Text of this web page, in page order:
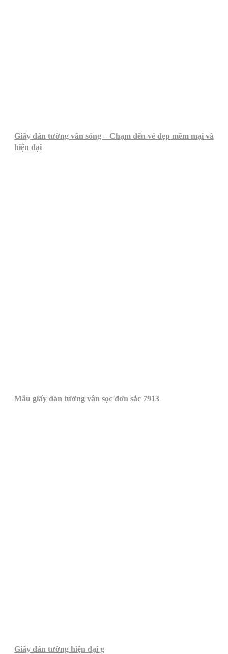
Giấy dán tường vân sóng – Chạm đến vẻ đẹp mềm mại và
hiện đại
Mẫu giấy dán tường vân sọc đơn sắc 7913
Giấy dán tường hiện đại g